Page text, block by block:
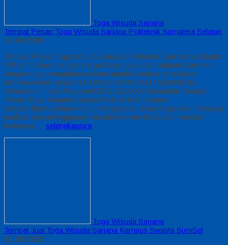
Toga Wisuda Sarjana
Tempat Pesan Toga Wisuda Sarjana Politeknik Sumatera Selatan
21 Juli 2026
Tempat Pesan Toga Wisuda Sarjana Politeknik Sumatera Selatan
Pilihan Terbaik dengan Harga Begitu juga dari Industri Garmen
Jangan ragu menghubungi kami apabila Anda memerlukan
informasi lebih detail ALFAIRUZ SERAGAM INDONESIA
WhatsApp : https://wa.me/6281222821060 Menandai Tempat
Pesan Toga Wisuda Sarjana Politeknik Sumatera
Selatan Memastikan mutu perlengkapan tetap tinggi akan menjaga
kualitas penyelenggaraan wisuda Momen kelulusan menjadi
kenangan… selengkapnya
Toga Wisuda Sarjana
Tempat Jual Toga Wisuda Sarjana Kampus Swasta SumSel
15 Juli 2026